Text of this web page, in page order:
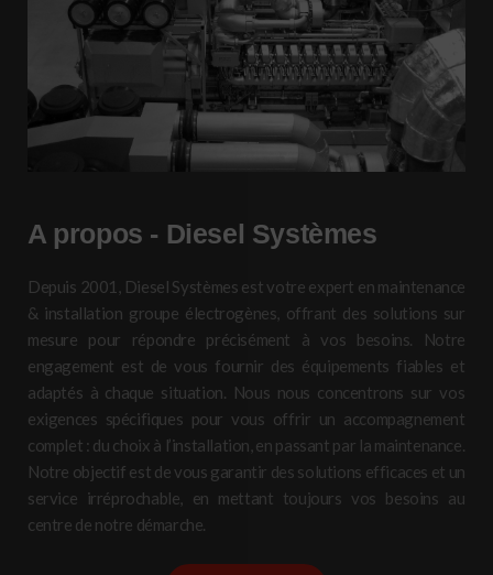
A propos - Diesel Systèmes
Depuis 2001, Diesel Systèmes est votre expert en maintenance
& installation groupe électrogènes, offrant des solutions sur
mesure pour répondre précisément à vos besoins. Notre
engagement est de vous fournir des équipements fiables et
adaptés à chaque situation. Nous nous concentrons sur vos
exigences spécifiques pour vous offrir un accompagnement
complet : du choix à l’installation, en passant par la maintenance.
Notre objectif est de vous garantir des solutions efficaces et un
service irréprochable, en mettant toujours vos besoins au
centre de notre démarche.